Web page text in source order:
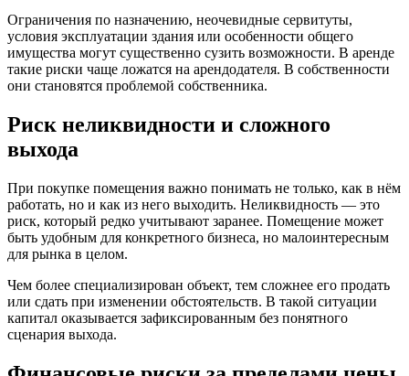
Ограничения по назначению, неочевидные сервитуты,
условия эксплуатации здания или особенности общего
имущества могут существенно сузить возможности. В аренде
такие риски чаще ложатся на арендодателя. В собственности
они становятся проблемой собственника.
Риск неликвидности и сложного
выхода
При покупке помещения важно понимать не только, как в нём
работать, но и как из него выходить. Неликвидность — это
риск, который редко учитывают заранее. Помещение может
быть удобным для конкретного бизнеса, но малоинтересным
для рынка в целом.
Чем более специализирован объект, тем сложнее его продать
или сдать при изменении обстоятельств. В такой ситуации
капитал оказывается зафиксированным без понятного
сценария выхода.